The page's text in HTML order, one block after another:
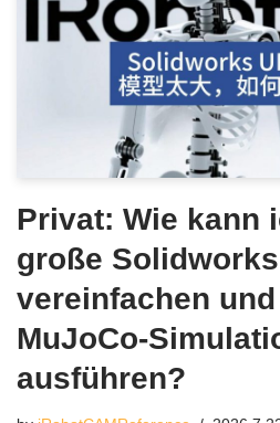
Privat: Wie kann
große Solidworks
vereinfachen
MuJoCo-
ausführen?